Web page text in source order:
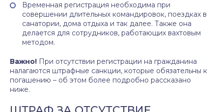
Временная регистрация необходима при
совершении длительных командировок, поездках в
санатории, дома отдыха и так далее. Также она
делается для сотрудников, работающих вахтовым
методом.
Важно! При отсутствии регистрации на гражданина
налагаются штрафные санкции, которые обязательны к
погашению – об этом более подробно рассказано
ниже.